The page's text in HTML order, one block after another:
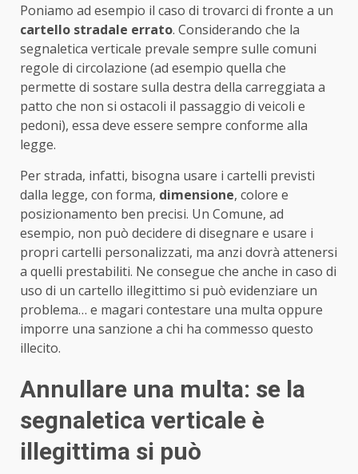
Poniamo ad esempio il caso di trovarci di fronte a un
cartello stradale errato. Considerando che la
segnaletica verticale prevale sempre sulle comuni
regole di circolazione (ad esempio quella che
permette di sostare sulla destra della carreggiata a
patto che non si ostacoli il passaggio di veicoli e
pedoni), essa deve essere sempre conforme alla
legge.
Per strada, infatti, bisogna usare i cartelli previsti
dalla legge, con forma, dimensione, colore e
posizionamento ben precisi. Un Comune, ad
esempio, non può decidere di disegnare e usare i
propri cartelli personalizzati, ma anzi dovrà attenersi
a quelli prestabiliti. Ne consegue che anche in caso di
uso di un cartello illegittimo si può evidenziare un
problema… e magari contestare una multa oppure
imporre una sanzione a chi ha commesso questo
illecito.
Annullare una multa: se la
segnaletica verticale è
illegittima si può